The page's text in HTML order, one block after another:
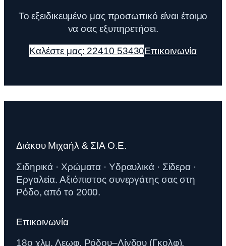
Το εξειδικευμένο μας προσωπικό είναι έτοιμο
να σας εξυπηρετήσει.
Καλέστε μας: 22410 53430Επικοινωνία
Διάκου Μιχαήλ & ΣΙΑ Ο.Ε.
Σιδηρικά · Χρώματα · Υδραυλικά · Σίδερα ·
Εργαλεία. Αξιόπιστος συνεργάτης σας στη
Ρόδο, από το 2000.
Επικοινωνία
18ο χλμ. Λεωφ. Ρόδου–Λίνδου (Γκολφ),